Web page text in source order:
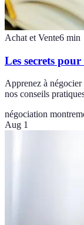
Achat et Vente6 min
Les secrets
Apprenez à négocier
nos conseils
négociation montre
Aug 1